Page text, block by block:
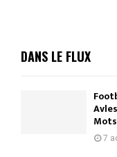
DANS LE FLUX
7